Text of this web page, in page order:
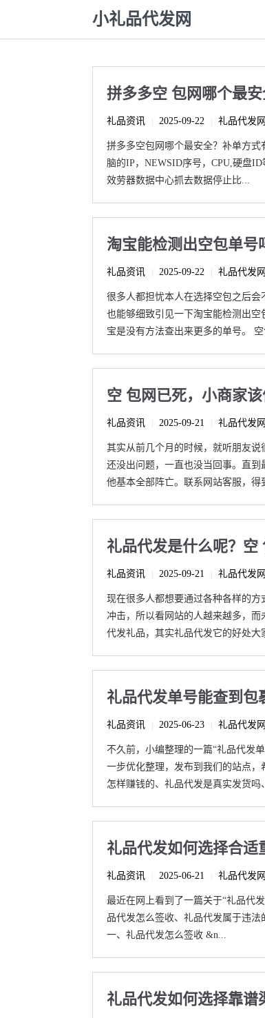
小礼品代发网
拼多多空 包网哪个最
礼品资讯 2025-09-22 礼品代发网
拼多多空包网哪个最安全？补单方
脑的IP，NEWSID序号，CPU,硬盘
效劳器数据中心抓去数据停止比...
淘宝能检测出空包单号
礼品资讯 2025-09-22 礼品代发网
很多人都担忧本人在选择空包之后
也能够细致引见一下淘宝能检测出
宝是没有方法查出来更多的单号。
空 包网已死，小商家该
礼品资讯 2025-09-21 礼品代发网
其实从前几个月的时候，就听朋友
还没出问题，一直也没当回事。直
他基本全部阵亡。联系网站客服，得
礼品代发是什么呢？空
礼品资讯 2025-09-21 礼品代发网
现在很多人都想要通过各种各样的
冲击，所以看网站的人越来越多，
代发礼品，其实礼品代发它的好处大
礼品代发单号能查到包
礼品资讯 2025-06-23 礼品代发网
不久前，小编整理的一篇“礼品代发
一步优化整理，发布到我们的站点
怎样赚钱的、礼品代发是真实发货吗
礼品代发如何选择合适
礼品资讯 2025-06-21 礼品代发网
最近在网上看到了一篇关于“礼品代
品代发怎么签收、礼品代发属于违法
一、礼品代发怎么签收 &n...
礼品代发如何选择靠谱